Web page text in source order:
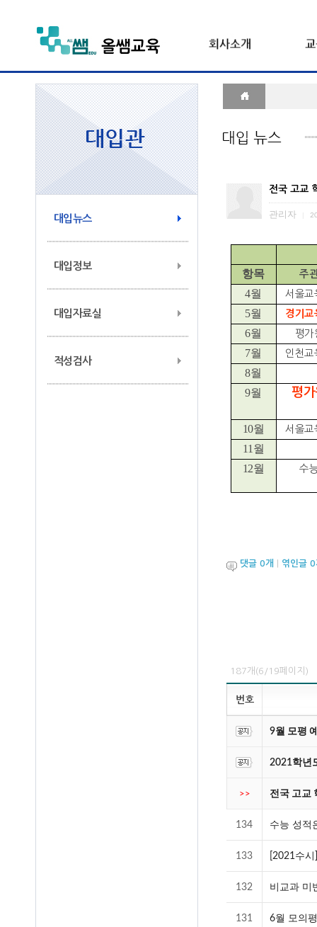
대입뉴스
대입정보
대입자료실
적성검사
전국 고교
관리자
항목 주
4월 서울교
5월 경기교
6월 평가
7월 인천교
8월
9월 평
10월 서울교
11 월
12월 수
댓글 0개 엮인글 0
187개(6/19페이지)
번호
9월 모평
2021학년
>> 전국 고교
134 수능 성적
133 [2021수
132 비교과 미
131 6월 모의